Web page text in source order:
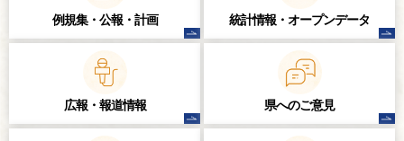
例規集・公報・計画 統計情報・ オープンデータ
広報・報道情報 県へのご意見